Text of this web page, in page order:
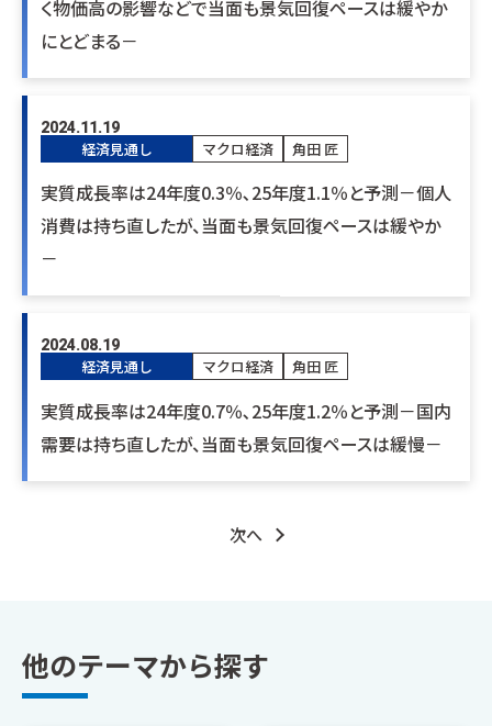
く物価高の影響などで当面も景気回復ペースは緩やか
にとどまる－
2024.11.19
経済見通し マクロ経済 角田 匠
実質成長率は24年度0.3％､25年度1.1％と予測－個人
消費は持ち直したが、当面も景気回復ペースは緩やか
－
2024.08.19
経済見通し マクロ経済 角田 匠
実質成長率は24年度0.7％､25年度1.2％と予測－国内
需要は持ち直したが、当面も景気回復ペースは緩慢－
次へ
他のテーマから探す